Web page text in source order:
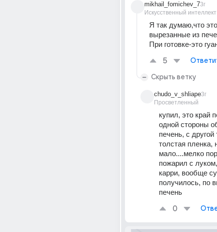
mikhail_fomichev_7
Искусственный интеллект
3г
Я так думаю,что
вырезанные из
При готовке-это
5
Скрыть ветку
chudo_v_shliape
Просветленный
3г
купил, это край
одной стороны
печень, с
толстая пленка,
мало....мелко
пожарил с
карри, вообще
получилось, по
печень
0